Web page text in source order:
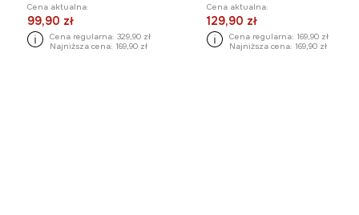
Cena aktualna:
99,90 zł
Cena regularna: 329,90 zł
Najniższa cena: 169,90 zł
Cena aktualna:
129,90 zł
Cena regularna: 169,90 zł
Najniższa cena: 169,90 zł